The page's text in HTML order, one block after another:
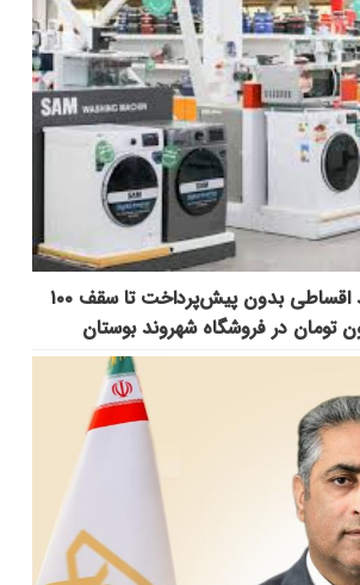
خرید اقساطی بدون پیش‌پرداخت تا سقف ۱۰۰
تومان در فروشگاه شهروند بوستان